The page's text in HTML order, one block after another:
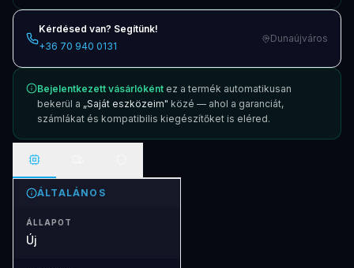
Kérdésed van? Segítünk!
+36 70 940 0131
Dunaújváros
Bejelentkezett vásárlóként ez a termék automatikusan
bekerül a „Saját eszközeim" közé — ahol a garanciát,
számlákat és kompatibilis kiegészítőket is eléred.
ÁLTALÁNOS
ÁLLAPOT
Új